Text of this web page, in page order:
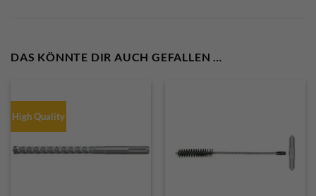
DAS KÖNNTE DIR AUCH GEFALLEN …
High Quality